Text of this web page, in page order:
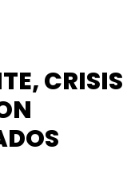
CRISIS